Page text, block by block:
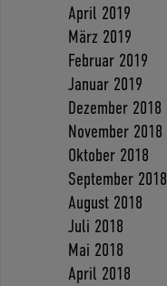
April 2019
März 2019
Februar 2019
Januar 2019
Dezember 2018
November 2018
Oktober 2018
September 2018
August 2018
Juli 2018
Mai 2018
April 2018